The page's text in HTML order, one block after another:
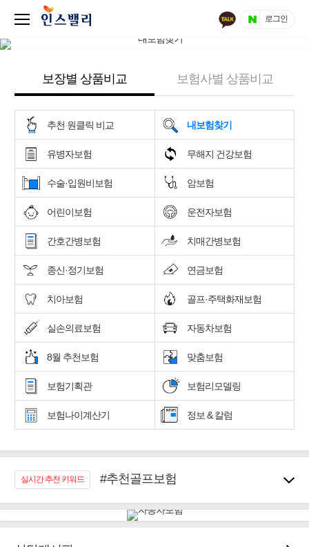
로그인
보장별 상품비교 보험사별 상품비교
추천 원클릭 비교 내보험찾기
유병자보험 무해지 건강보험
수술·입원비보험 암보험
어린이보험 운전자보험
간호간병보험 치매간병보험
종신·정기보험 연금보험
치아보험 골프·주택화재보험
실손의료보험 자동차보험
8월 추천보험 맞춤보험
보험기획관 보험리모델링
보험나이계산기 정보 & 칼럼
실시간 추천 키워드
#추천골프보험
#노후대비 연금재테크!